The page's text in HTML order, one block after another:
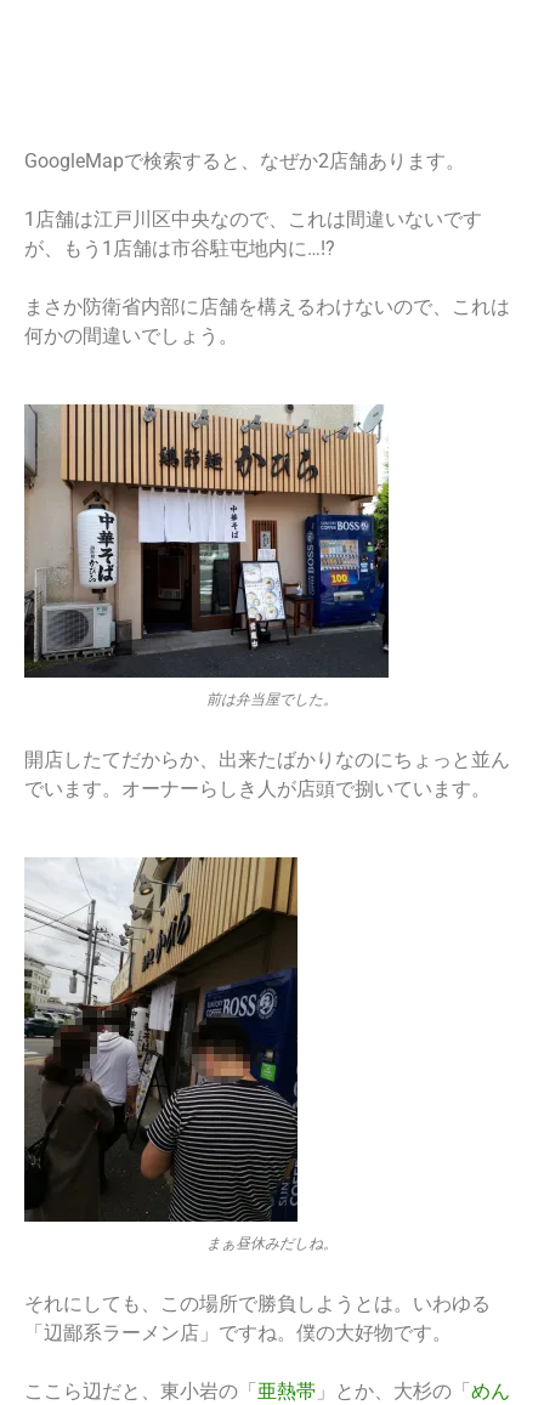
GoogleMapで検索すると、なぜか2店舗あります。
1店舗は江戸川区中央なので、これは間違いないです
が、もう1店舗は市谷駐屯地内に…!?
まさか防衛省内部に店舗を構えるわけないので、これは
何かの間違いでしょう。
前は弁当屋でした。
開店したてだからか、出来たばかりなのにちょっと並ん
でいます。オーナーらしき人が店頭で捌いています。
まぁ昼休みだしね。
それにしても、この場所で勝負しようとは。いわゆる
「辺鄙系ラーメン店」ですね。僕の大好物です。
ここら辺だと、東小岩の「 亜熱帯 」とか、大杉の「 めん